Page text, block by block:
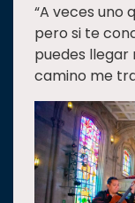
“A veces uno
pero si te
puedes llegar
camino me